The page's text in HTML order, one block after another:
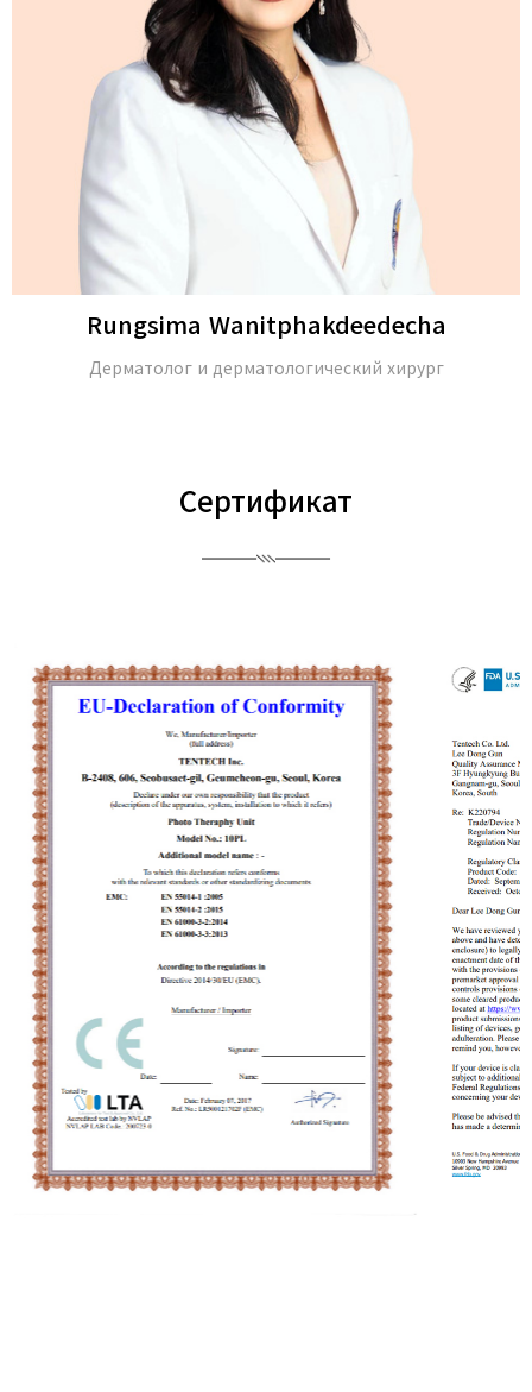
Rungsima Wanitphakdeedecha
Дерматолог и дерматологический хирург
Сертификат